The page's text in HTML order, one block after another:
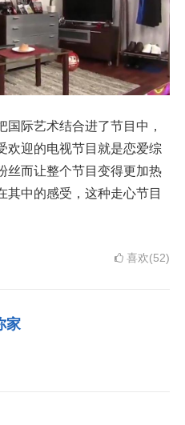
际艺术结合进了节目中，
欢迎的电视节目就是恋爱综
丝而让整个节目变得更加热
其中的感受，这种走心节目
喜欢(52)
家